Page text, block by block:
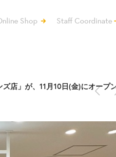
Shop Staff Coordinate
ズ店」が、11月10日(金)にオープ
<